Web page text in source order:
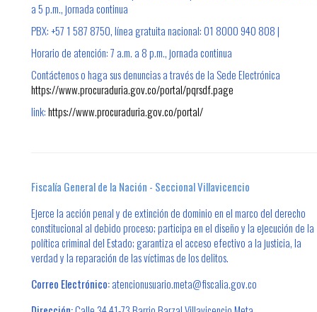
a 5 p.m., jornada continua
PBX: +57 1 587 8750, línea gratuita nacional: 01 8000 940 808 |
Horario de atención: 7 a.m. a 8 p.m., jornada continua
Contáctenos o haga sus denuncias a través de la Sede Electrónica
https://www.procuraduria.gov.co/portal/pqrsdf.page
link:https://www.procuraduria.gov.co/portal/
Fiscalía General de la Nación - Seccional Villavicencio
Ejerce la acción penal y de extinción de dominio en el marco del derecho
constitucional al debido proceso; participa en el diseño y la ejecución de la
política criminal del Estado; garantiza el acceso efectivo a la justicia, la
verdad y la reparación de las víctimas de los delitos.
Correo Electrónico:atencionusuario.meta@fiscalia.gov.co